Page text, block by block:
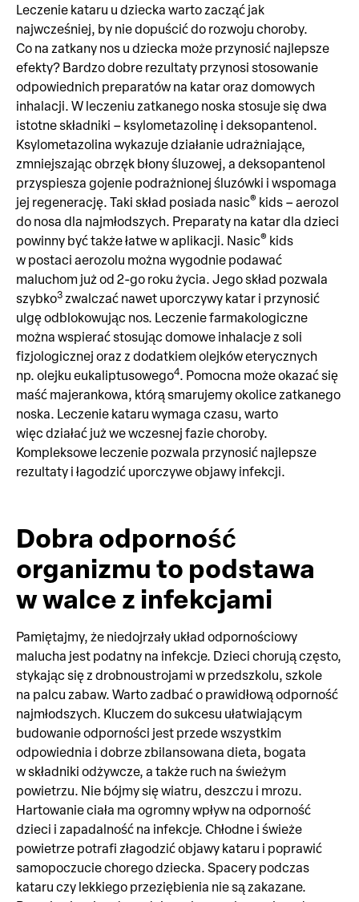
Leczenie kataru u dziecka warto zacząć jak
najwcześniej, by nie dopuścić do rozwoju choroby.
Co na zatkany nos u dziecka może przynosić najlepsze
efekty? Bardzo dobre rezultaty przynosi stosowanie
odpowiednich preparatów na katar oraz domowych
inhalacji. W leczeniu zatkanego noska stosuje się dwa
istotne składniki – ksylometazolinę i deksopantenol.
Ksylometazolina wykazuje działanie udrażniające,
zmniejszając obrzęk błony śluzowej, a deksopantenol
przyspiesza gojenie podrażnionej śluzówki i wspomaga
jej regenerację. Taki skład posiada nasic® kids – aerozol
do nosa dla najmłodszych. Preparaty na katar dla dzieci
powinny być także łatwe w aplikacji. Nasic® kids
w postaci aerozolu można wygodnie podawać
maluchom już od 2-go roku życia. Jego skład pozwala
szybko3zwalczać nawet uporczywy katar i przynosić
ulgę odblokowując nos. Leczenie farmakologiczne
można wspierać stosując domowe inhalacje z soli
fizjologicznej oraz z dodatkiem olejków eterycznych
np. olejku eukaliptusowego4. Pomocna może okazać się
maść majerankowa, którą smarujemy okolice zatkanego
noska. Leczenie kataru wymaga czasu, warto
więc działać już we wczesnej fazie choroby.
Kompleksowe leczenie pozwala przynosić najlepsze
rezultaty i łagodzić uporczywe objawy infekcji.
Dobra odporność
organizmu to podstawa
w walce z infekcjami
Pamiętajmy, że niedojrzały układ odpornościowy
malucha jest podatny na infekcje. Dzieci chorują często,
stykając się z drobnoustrojami w przedszkolu, szkole
na palcu zabaw. Warto zadbać o prawidłową odporność
najmłodszych. Kluczem do sukcesu ułatwiającym
budowanie odporności jest przede wszystkim
odpowiednia i dobrze zbilansowana dieta, bogata
w składniki odżywcze, a także ruch na świeżym
powietrzu. Nie bójmy się wiatru, deszczu i mrozu.
Hartowanie ciała ma ogromny wpływ na odporność
dzieci i zapadalność na infekcje. Chłodne i świeże
powietrze potrafi złagodzić objawy kataru i poprawić
samopoczucie chorego dziecka. Spacery podczas
kataru czy lekkiego przeziębienia nie są zakazane.